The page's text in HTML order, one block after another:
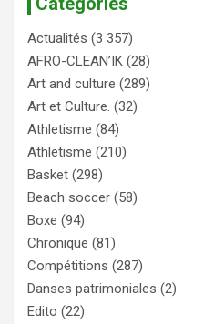
Actualités (3 357)
AFRO-CLEAN’IK (28)
Art and culture (289)
Art et Culture. (32)
Athletisme (84)
Athletisme (210)
Basket (298)
Beach soccer (58)
Boxe (94)
Chronique (81)
Compétitions (287)
Danses patrimoniales (2)
Edito (22)